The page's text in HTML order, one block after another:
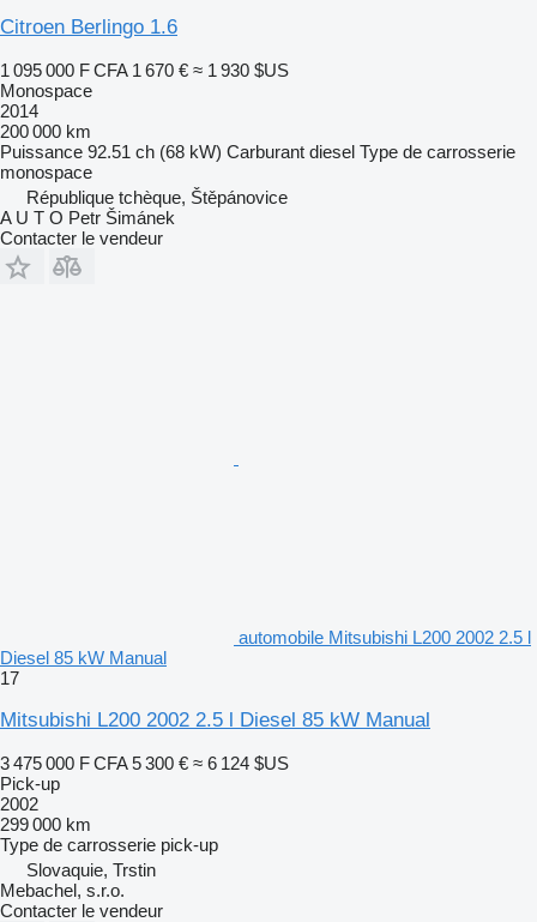
Citroen Berlingo 1.6
1 095 000 F CFA 1 670 € ≈ 1 930 $US
Monospace
2014
200 000 km
Puissance 92.51 ch (68 kW) Carburant diesel Type de carrosserie
monospace
République tchèque, Štěpánovice
A U T O Petr Šimánek
Contacter le vendeur
automobile Mitsubishi L200 2002 2.5 l
Diesel 85 kW Manual
17
Mitsubishi L200 2002 2.5 l Diesel 85 kW Manual
3 475 000 F CFA 5 300 € ≈ 6 124 $US
Pick-up
2002
299 000 km
Type de carrosserie pick-up
Slovaquie, Trstin
Mebachel, s.r.o.
Contacter le vendeur